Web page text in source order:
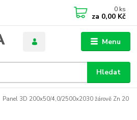
Menu
Hledat
0 ks
za 0,00 Kč
Panel 3D 200x50/4,0/2500x2030 žárově Zn 20